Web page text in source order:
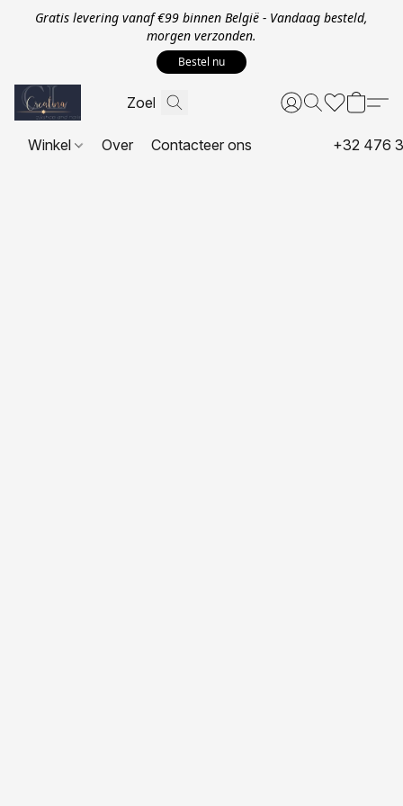
Gratis levering vanaf €99 binnen België - Vandaag besteld,
morgen verzonden.
Bestel nu
Winkel Over Contacteer ons +32 476